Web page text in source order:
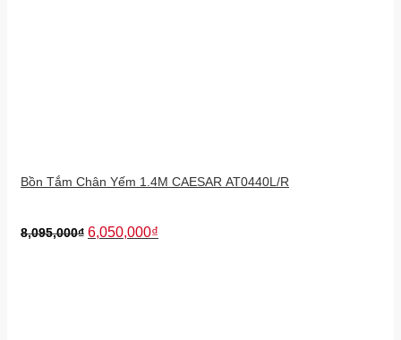
Bồn Tắm Chân Yếm 1.4M CAESAR AT0440L/R
8,095,000₫ 6,050,000₫